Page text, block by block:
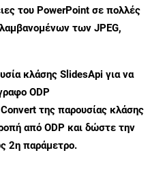
του PowerPoint σε πολλές
των JPEG,
κλάσης SlidesApi για να
ODP
Convert της παρουσίας κλάσης
από ODP και δώστε την
2η παράμετρο.